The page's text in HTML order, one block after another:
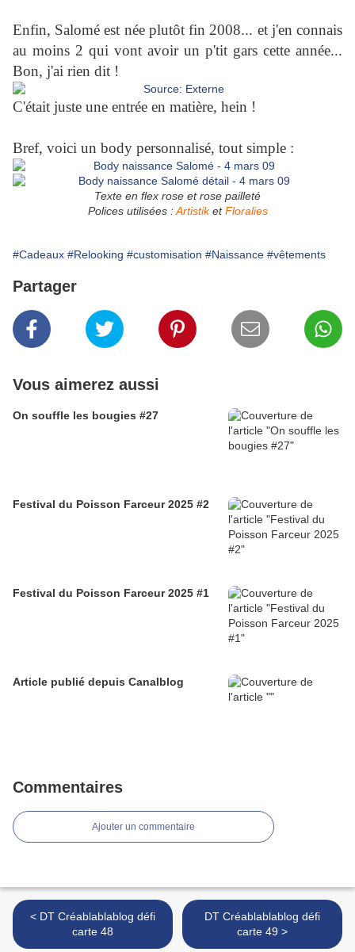
Enfin, Salomé est née plutôt fin 2008... et j'en connais
au moins 2 qui vont avoir un p'tit gars cette année...
Bon, j'ai rien dit !
C'était juste une entrée en matière, hein !
Bref, voici un body personnalisé, tout simple :
Texte en flex rose et rose pailleté
Polices utilisées :ArtistiketFloralies
#Cadeaux #Relooking #customisation #Naissance #vêtements
Partager
Vous aimerez aussi
On souffle les bougies #27
Festival du Poisson Farceur 2025 #2
Festival du Poisson Farceur 2025 #1
Article publié depuis Canalblog
Commentaires
Ajouter un commentaire
< DT Créablablablog défi
carte 48
DT Créablablablog défi
carte 49 >